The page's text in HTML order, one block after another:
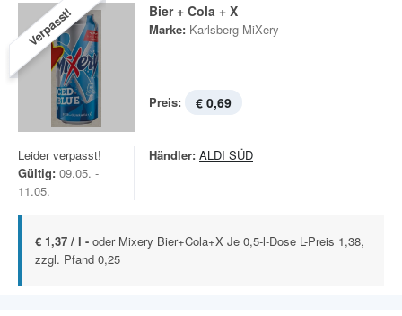
Verpasst! Bier + Cola + X
Marke: Karlsberg MiXery
Preis: € 0,69
Leider verpasst!
Gültig: 09.05. -
11.05.
Händler: ALDI SÜD
€ 1,37 / l - oder Mixery Bier+Cola+X Je 0,5-l-Dose L-Preis 1,38,
zzgl. Pfand 0,25